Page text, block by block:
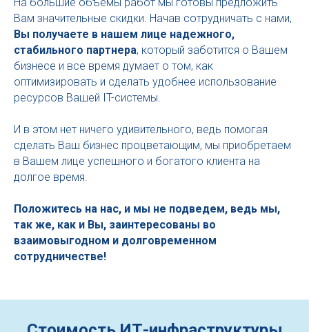
Вам значительные скидки. Начав сотрудничать с нами,
Вы получаете в нашем лице надежного,
стабильного партнера, который заботится о Вашем
бизнесе и все время думает о том, как
оптимизировать и сделать удобнее использование
ресурсов Вашей IT-системы.
И в этом нет ничего удивительного, ведь помогая
сделать Ваш бизнес процветающим, мы приобретаем
в Вашем лице успешного и богатого клиента на
долгое время.
Положитесь на нас, и мы не подведем, ведь мы,
так же, как и Вы, заинтересованы во
взаимовыгодном и долговременном
сотрудничестве!